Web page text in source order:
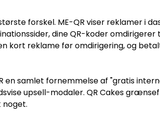
forskel. ME-QR viser reklamer i
dine QR-koder omdirigerer
kort reklame før omdirigering, og
en samlet fornemmelse af "gratis
upsell-modaler. QR Cakes
noget.